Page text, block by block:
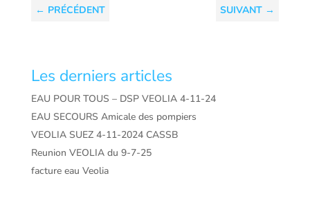
← PRÉCÉDENT SUIVANT →
Les derniers articles
EAU POUR TOUS – DSP VEOLIA 4-11-24
EAU SECOURS Amicale des pompiers
VEOLIA SUEZ 4-11-2024 CASSB
Reunion VEOLIA du 9-7-25
facture eau Veolia